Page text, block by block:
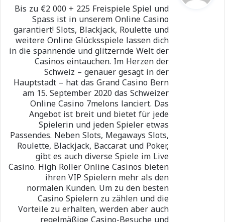
ل
Bis zu €2 000 + 225 Freispiele Spiel und
Spass ist in unserem Online Casino
garantiert! Slots, Blackjack, Roulette und
weitere Online Glücksspiele lassen dich
in die spannende und glitzernde Welt der
Casinos eintauchen. Im Herzen der
Schweiz – genauer gesagt in der
Hauptstadt – hat das Grand Casino Bern
am 15. September 2020 das Schweizer
Online Casino 7melons lanciert. Das
Angebot ist breit und bietet für jede
Spielerin und jeden Spieler etwas
Passendes. Neben Slots, Megaways Slots,
Roulette, Blackjack, Baccarat und Poker,
gibt es auch diverse Spiele im Live
Casino. High Roller Online Casinos bieten
ihren VIP Spielern mehr als den
normalen Kunden. Um zu den besten
Casino Spielern zu zählen und die
Vorteile zu erhalten, werden aber auch